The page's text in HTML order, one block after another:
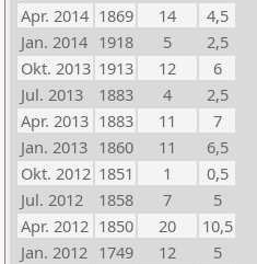
Apr. 2014 1869 14
4,5
Jan. 2014 1918 5
2,5
Okt. 2013 1913 12
6
Jul. 2013
1883 4
2,5
Apr. 2013 1883 11
7
Jan. 2013 1860 11
6,5
Okt. 2012 1851 1
0,5
Jul. 2012
1858 7
5
Apr. 2012 1850 20
10,5
Jan. 2012 1749 12
5